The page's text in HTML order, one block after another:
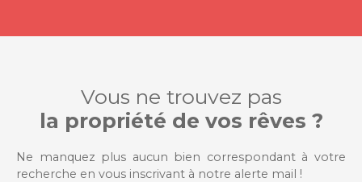
Vous ne trouvez pas
la propriété de vos rêves ?
Ne manquez plus aucun bien correspondant à votre
recherche en vous inscrivant à notre alerte mail !